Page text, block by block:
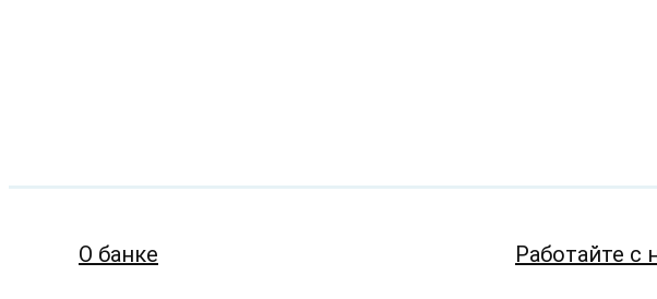
О банке Работайте с